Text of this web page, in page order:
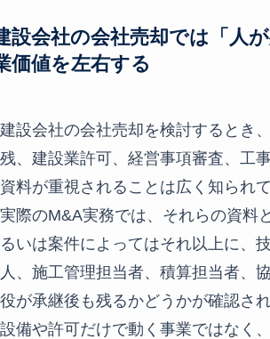
設会社の会社売却では「人
価値を左右する
建設会社の会社売却を検討するとき
残、建設業許可、経営事項審査、工
資料が重視されることは広く知られ
実際のM&A実務では、それらの資料
るいは案件によってはそれ以上に、
人、施工管理担当者、積算担当者、
役が承継後も残るかどうかが確認さ
設備や許可だけで動く事業ではなく